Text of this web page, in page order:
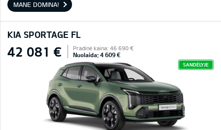
MANE DOMINA!
KIA SPORTAGE FL
42 081 € Pradinė kaina: 46 690 €
Nuolaida: 4 609 €
SANDĖLYJE